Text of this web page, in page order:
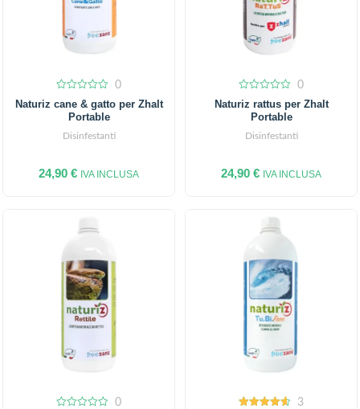
out
0
Naturiz cane & gatto per Zhalt
Portable
Disinfestanti
24,90 € IVA INCLUSA
0
out
0
Naturiz rattus per Zhalt
Portable
Disinfestanti
24,90 € IVA INCLUSA
0 3